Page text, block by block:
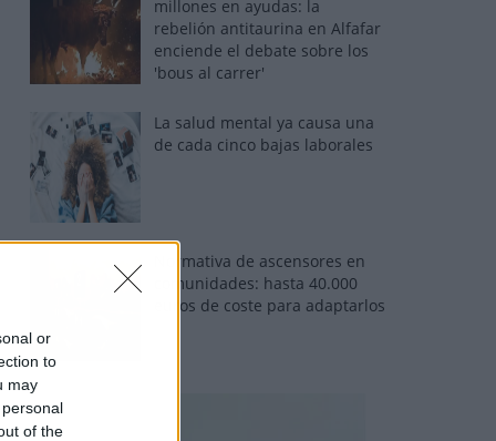
or
to
may
of the
millones en ayudas: la
rebelión antitaurina en Alfafar
enciende el debate sobre los
'bous al carrer'
La salud mental ya causa una
de cada cinco bajas laborales
Normativa de ascensores en
comunidades: hasta 40.000
euros de coste para adaptarlos